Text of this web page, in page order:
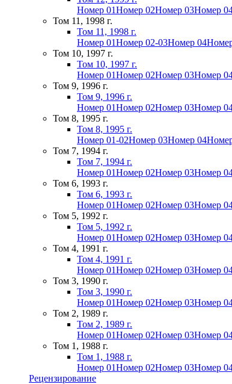
Номер 01Номер 02Номер 03Номер
Том 11, 1998 г.
Том 11, 1998 г.
Номер 01Номер 02-03Номер 04
Том 10, 1997 г.
Том 10, 1997 г.
Номер 01Номер 02Номер 03Номер
Том 9, 1996 г.
Том 9, 1996 г.
Номер 01Номер 02Номер 03Номер
Том 8, 1995 г.
Том 8, 1995 г.
Номер 01-02Номер 03Номер 04
Том 7, 1994 г.
Том 7, 1994 г.
Номер 01Номер 02Номер 03Номер
Том 6, 1993 г.
Том 6, 1993 г.
Номер 01Номер 02Номер 03Номер
Том 5, 1992 г.
Том 5, 1992 г.
Номер 01Номер 02Номер 03Номер
Том 4, 1991 г.
Том 4, 1991 г.
Номер 01Номер 02Номер 03Номер
Том 3, 1990 г.
Том 3, 1990 г.
Номер 01Номер 02Номер 03Номер
Том 2, 1989 г.
Том 2, 1989 г.
Номер 01Номер 02Номер 03Номер
Том 1, 1988 г.
Том 1, 1988 г.
Номер 01Номер 02Номер 03Номер
Рецензирование